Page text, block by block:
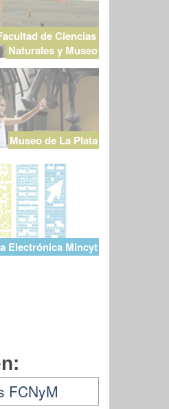
de Ciencias
Naturales y Museo
Museo de La Plata
Electrónica Mincyt
FCNyM